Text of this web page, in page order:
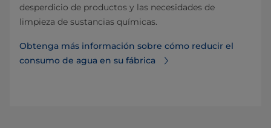
desperdicio de productos y las necesidades de
limpieza de sustancias químicas.
Obtenga más información sobre cómo reducir el
consumo de agua en su fábrica